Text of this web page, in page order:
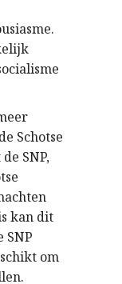
Schotse
SNP,
kan dit
SNP
om